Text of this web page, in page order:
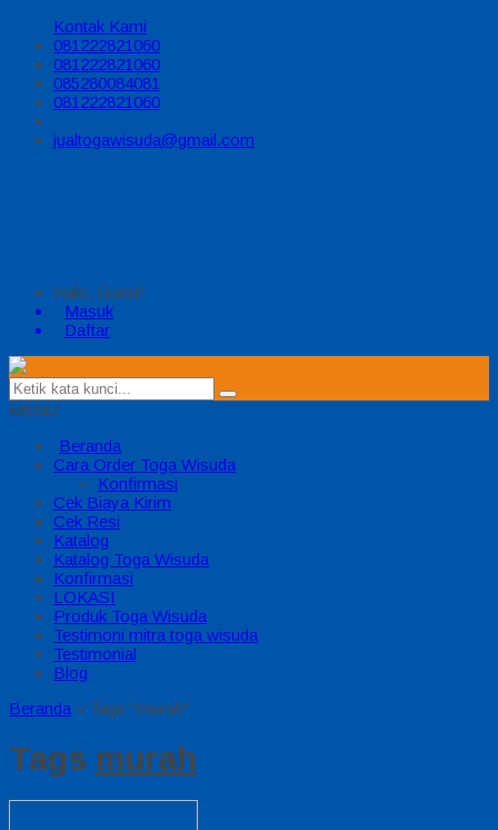
Kontak Kami
081222821060
081222821060
085280084081
081222821060
jualtogawisuda@gmail.com
Halo, Guest!
Masuk
Daftar
MENU
Beranda
Cara Order Toga Wisuda
Konfirmasi
Cek Biaya Kirim
Cek Resi
Katalog
Katalog Toga Wisuda
Konfirmasi
LOKASI
Produk Toga Wisuda
Testimoni mitra toga wisuda
Testimonial
Blog
Beranda » Tags "murah"
Tags murah